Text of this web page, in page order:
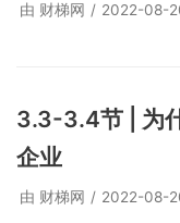
由 财梯网 2022-08-
3.3-3.4节 | 为
企业
由 财梯网 2022-08-